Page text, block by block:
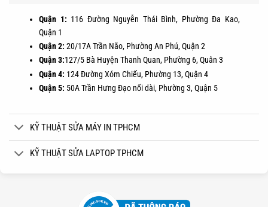
Quận 1: 116 Đường Nguyễn Thái Bình, Phường Đa Kao,
Quận 1
Quận 2:20/17A Trần Não, Phường An Phú, Quận 2
Quận 3:127/5 Bà Huyện Thanh Quan, Phường 6, Quân 3
Quận 4: 124 Đường Xóm Chiếu, Phường 13, Quận 4
Quận 5: 50A Trần Hưng Đạo nối dài, Phường 3, Quận 5
KỸ THUẬT SỬA MÁY IN TPHCM
KỸ THUẬT SỬA LAPTOP TPHCM